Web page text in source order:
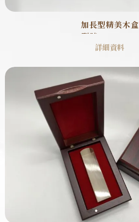
加長型精美木盒
型號 : SB0004
詳細資料